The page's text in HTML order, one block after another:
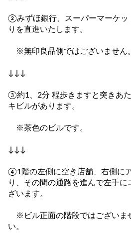
②みずほ銀行、スーパーマーケッ
りを直進いたします。
※無印良品側ではございません。
↓↓↓
③約1、2分 程歩きますと突きあ
キビルがあります。
※茶色のビルです。
↓↓↓
④1階の左側に空き店舗、右側に
り、その間の通路を進んで左手
ざいます。
※ビル正面の階段ではございま
い。